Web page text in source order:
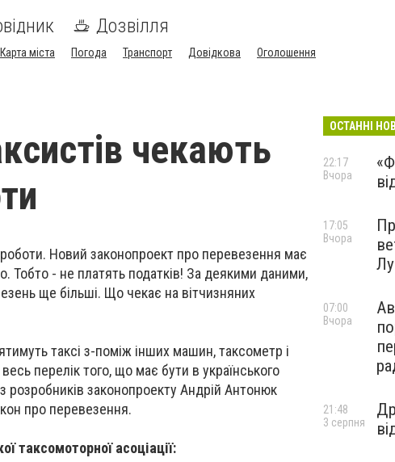
Дозвілля
Карта міста Погода Транспорт Довідкова Оголошення
чекають
Новий законопроект про перевезення має
Тобто - не платять податків! За деякими даними,
ще більші. Що чекає на вітчизняних
таксі з-поміж інших машин, таксометр і
перелік того, що має бути в українського
розробників законопроекту Андрій Антонюк
про перевезення.
таксомоторної асоціації:
ОСТАННІ
22:17
Вчора
17:05
Вчора
07:00
Вчора
21:48
3 серпня